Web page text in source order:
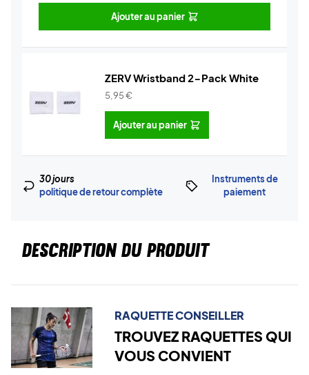
Ajouter au panier
ZERV Wristband 2-Pack White
5,95€
Ajouter au panier
30 jours
politique de retour complète
Instruments de
paiement
DESCRIPTION DU PRODUIT
RAQUETTE CONSEILLER
TROUVEZ RAQUETTES QUI
VOUS CONVIENT